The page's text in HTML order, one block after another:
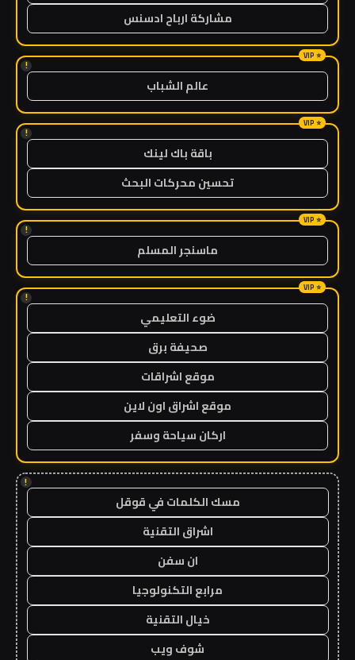
مشاركة ارباح ادسنس
!
عالم الشباب
!
باقة باك لينك
تحسين محركات البحث
!
ماسنجر المسلم
!
ضوء التعليمي
صحيفة برق
موقع اشراقات
موقع اشراق اون لاين
اركان سياحة وسفر
!
مسك الكلمات في قوقل
اشراق التقنية
ان سفن
مرابع التكنولوجيا
خيال التقنية
شوف ويب